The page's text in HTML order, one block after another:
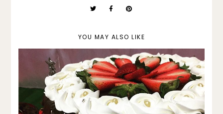
YOU MAY ALSO LIKE
Organização para festa infantil sem